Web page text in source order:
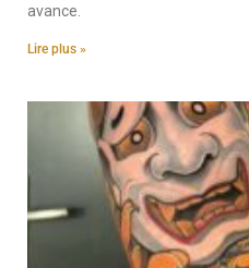
avance.
Lire plus »